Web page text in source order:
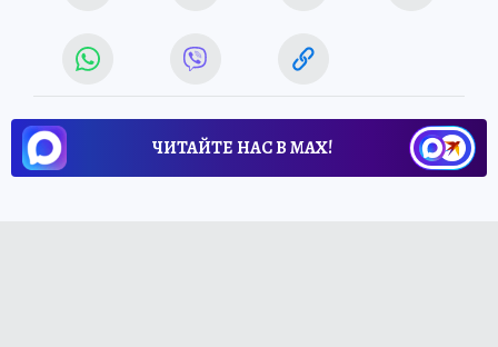
ЧИТАЙТЕ НАС В МАХ!